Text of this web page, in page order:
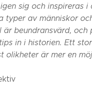
sig och inspireras i
typer av människor
beundransvärd, och
in i historien. Ett
olikheter är mer en